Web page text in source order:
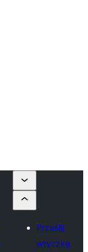
Prześlij
wtyczkę